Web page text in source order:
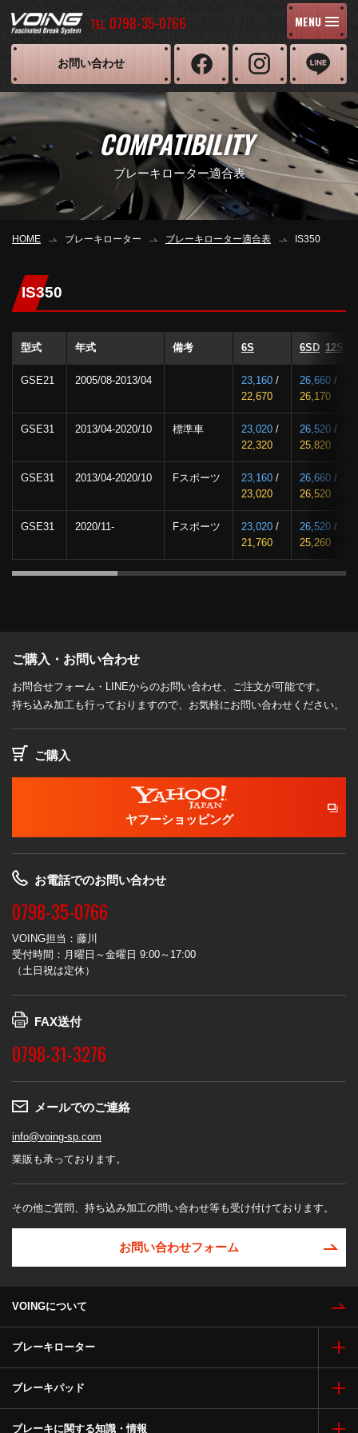
TEL 0798-35-0766 MENU
お問い合わせ
COMPATIBILITY
ブレーキローター適合表
HOME ブレーキローター ブレーキローター適合表 IS350
IS350
型式 年式 備考 6S 6SD 12S
GSE21 2005/08-2013/04 23,160 /
22,670
26,660 /
26,170
GSE31 2013/04-2020/10 標準車 23,020 /
22,320
26,520 /
25,820
GSE31 2013/04-2020/10 Fスポーツ 23,160 /
23,020
26,660 /
26,520
GSE31 2020/11- Fスポーツ 23,020 /
21,760
26,520 /
25,260
ご購入・お問い合わせ
お問合せフォーム・LINEからのお問い合わせ、ご注文が可能です。
持ち込み加工も行っておりますので、お気軽にお問い合わせください。
ご購入
ヤフーショッピング
お電話でのお問い合わせ
0798-35-0766
VOING担当：藤川
受付時間：月曜日～金曜日 9:00～17:00
（土日祝は定休）
FAX送付
0798-31-3276
メールでのご連絡
info@voing-sp.com
業販も承っております。
その他ご質問、持ち込み加工の問い合わせ等も受け付けております。
お問い合わせフォーム
VOINGについて
ブレーキローター
ブレーキパッド
ブレーキに関する知識・情報